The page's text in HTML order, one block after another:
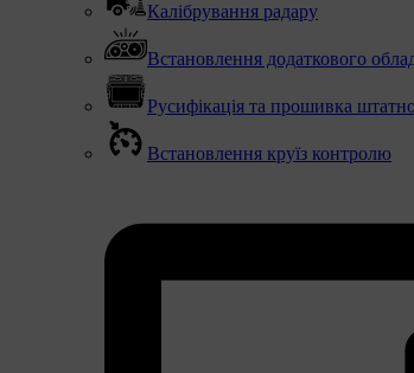
Калібрування радару
Встановлення додаткового
Русифікація та прошивка
Встановлення круїз контролю